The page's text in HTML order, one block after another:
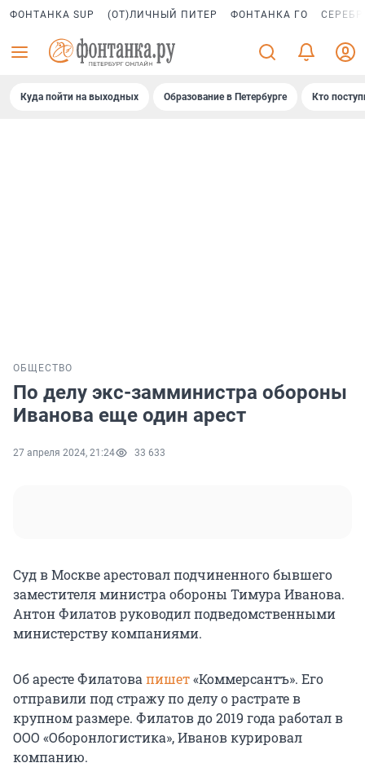
ФОНТАНКА SUP (ОТ)ЛИЧНЫЙ ПИТЕР ФОНТАНКА ГО
Куда пойти на выходных Образование в Петербурге Кто
ОБЩЕСТВО
По делу экс-замминистра обороны
Иванова еще один арест
27 апреля 2024, 21:24 33 633
Суд в Москве арестовал подчиненного бывшего
заместителя министра обороны Тимура Иванова.
Антон Филатов руководил подведомственными
министерству компаниями.
Об аресте Филатова пишет«Коммерсантъ». Его
отправили под стражу по делу о растрате в
крупном размере. Филатов до 2019 года работал в
ООО «Оборонлогистика», Иванов курировал
компанию.